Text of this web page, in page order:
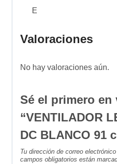
E
Valoraciones
No hay valoraciones aún.
Sé el primero en
“VENTILADOR
DC BLANCO 91
Tu dirección de correo
campos obligatorios están